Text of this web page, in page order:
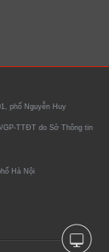
phố Nguyễn Huy
GP-TTĐT do Sở Thông tin
Hà Nội